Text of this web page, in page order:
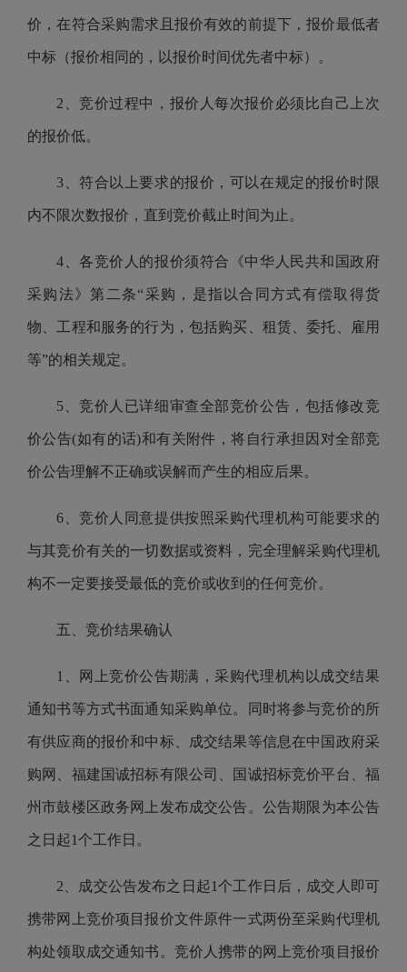
价，在符合采购需求且报价有效的前提下，报价最低者
中标（报价相同的，以报价时间优先者中标）。
2、竞价过程中，报价人每次报价必须比自己上次
的报价低。
3、符合以上要求的报价，可以在规定的报价时限
内不限次数报价，直到竞价截止时间为止。
4、各竞价人的报价须符合《中华人民共和国政府
采购法》第二条“采购，是指以合同方式有偿取得货
物、工程和服务的行为，包括购买、租赁、委托、雇用
等”的相关规定。
5、竞价 人已详细审查全部竞价公告，包括修改竞
价公告(如有的话)和有关附件，将自行承担因对全部竞
价公告理解不正确或误解而产生的相应后果。
6、竞价 人同意提供按照采购代理机构可能要求的
与其竞价有关的一切数据或资料，完全理解采购代理机
构不一定要接受最低的竞价或收到的任何竞价。
五 、竞价结果确认
1、网上竞价公告期满，采购代理机构 以成交结果
通知书等方式书面通知采购单位。同时将参与竞价的所
有供应商的报价和中标、成交结果等信息在中国政府采
购网、福建 国诚招标有限公司、 国诚招标竞价平台、福
州市鼓楼区政务网 上 发布成交公告 。 公告期限为本公告
之日起1个工作日。
2、成交公告发布之日起1个工作日后，成交人即可
携带网上竞价项目报价文件原件一式两份至采购代理机
构处领取成交通知书。 竞价人携带的网上竞价项目报价